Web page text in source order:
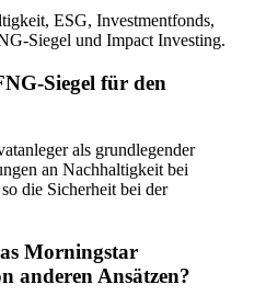
ESG, Investmentfonds,
Siegel und Impact Investing.
Siegel für den
als grundlegender
an Nachhaltigkeit bei
die Sicherheit bei der
Morningstar
anderen Ansätzen?